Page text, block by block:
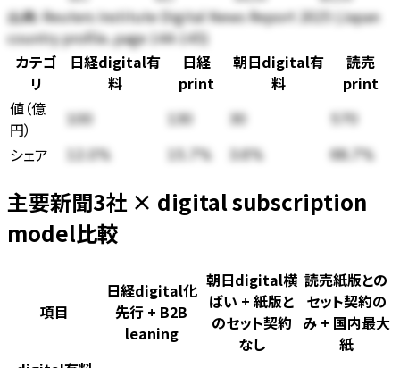
出典:Reuters Institute Digital News Report 2025 (Japan
country profile、page 144-145)
カテゴ
リ
日経digital有
料
日経
print
朝日digital有
料
読売
print
値（億
円） 100 130 30 570
シェア 12.0% 15.7% 3.6% 68.7%
主要新聞3社 × digital subscription
model比較
項目
日経digital化
先行 + B2B
leaning
朝日digital横
ばい + 紙版と
のセット契約
なし
読売紙版との
セット契約の
み + 国内最大
紙